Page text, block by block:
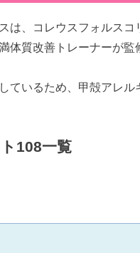
は、コレウスフォルスコ
体質改善トレーナーが
ているため、甲殻アレル
108一覧